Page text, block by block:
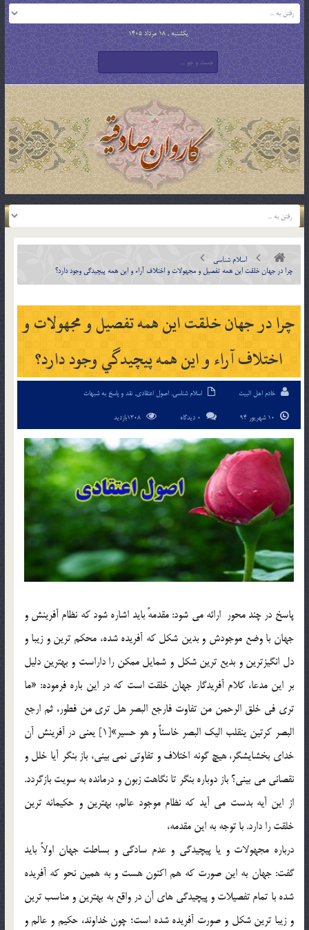
یکشنبه , 18 مرداد 1405
اسلام شناسی
چرا در جهان خلقت اين همه تفصيل و مجهولات و اختلاف آراء و اين همه پيچيدگي وجود دارد؟
چرا در جهان خلقت اين همه تفصيل و مجهولات و
اختلاف آراء و اين همه پيچيدگي وجود دارد؟
خادم اهل البیت اسلام شناسی, اصول اعتقادی, نقد و پاسخ به شبهات
0 دیدگاه
پاسخ در چند محور ارائه مي شود: مقدمهً بايد اشاره شود كه نظام آفرينش و
جهان با وضع موجودش و بدين شكل كه آفريده شده، محكم ترين و زيبا و
دل انگيزترين و بديع ترين شكل و شمايل ممكن را داراست و بهترين دليل
بر اين مدعا، كلام آفريدگار جهان خلقت است كه در اين باره فرموده: «ما
تري في خلق الرحمن من تفاوت فارجع البصر هل تري من فطور، ثم ارجع
البصر كرتين ينقلب اليك البصر خاسئاً و هو حسير»[1] يعني در آفرينش آن
خداي بخشايشگر، هيچ گونه اختلاف و تفاوتي نمي بيني، باز بنگر آيا خلل و
نقصاني مي بيني؟ باز دوباره بنگر تا نگاهت زبون و درمانده به سويت بازگردد.
از اين آيه بدست مي آيد كه نظام موجود عالم، بهترين و حكيمانه ترين
خلقت را دارد. با توجه به اين مقدمه،
درباره مجهولات و يا پيچيدگي و عدم سادگي و بساطت جهان اولاً بايد
گفت: جهان به اين صورت كه هم اكنون هست و به همين نحو كه آفريده
شده با تمام تفصيلات و پيچيدگي هاي آن در واقع به بهترين و مناسب ترين
و زيبا ترين شكل و صورت آفريده شده است؛ چون خداوند، حكيم و عالم و